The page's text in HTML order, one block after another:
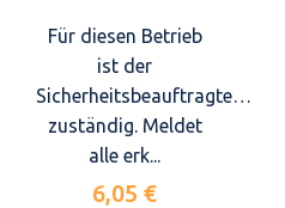
Für diesen Betrieb
ist der
Sicherheitsbeauftragte…
zuständig. Meldet
alle erk...
6,05 €